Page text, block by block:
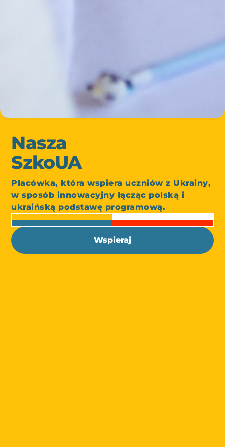
Nasza
SzkoUA
Wspieraj
Placówka, która wspiera uczniów z Ukrainy,
w sposób innowacyjny łącząc polską i
ukraińską podstawę programową.